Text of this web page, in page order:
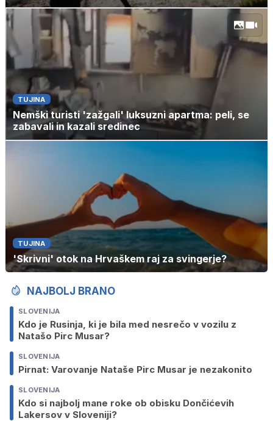
TUJINA
Nemški turisti 'zažgali' luksuzni apartma: peli, se
zabavali in kazali sredinec
TUJINA
'Skrivni' otok na Hrvaškem raj za svingerje?
NAJBOLJ BRANO
SLOVENIJA
Kdo je Rusinja, ki je bila med nesrečo v vozilu z
Natašo Pirc Musar?
SLOVENIJA
Pirnat: Varovanje Nataše Pirc Musar je nezakonito
SLOVENIJA
Kdo si najbolj mane roke ob obisku Dončićevih
Lakersov v Sloveniji?